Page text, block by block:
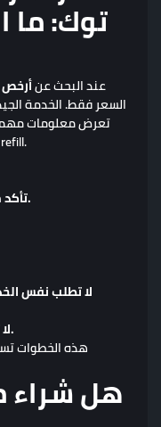
توك: ما
عند البحث عنأرخص
السعر فقط. الخدمة
تعرض معلومات
الأدنى للطلب، واحتمالية وجود ضمان أو refill.
تأكد من إدخال اسم المستخدم بشكل صحيح.
لا تطلب نفس
لا تغيّر اسم المستخدم أثناء تنفيذ الطلب.
هذه الخطوات
هل شراء